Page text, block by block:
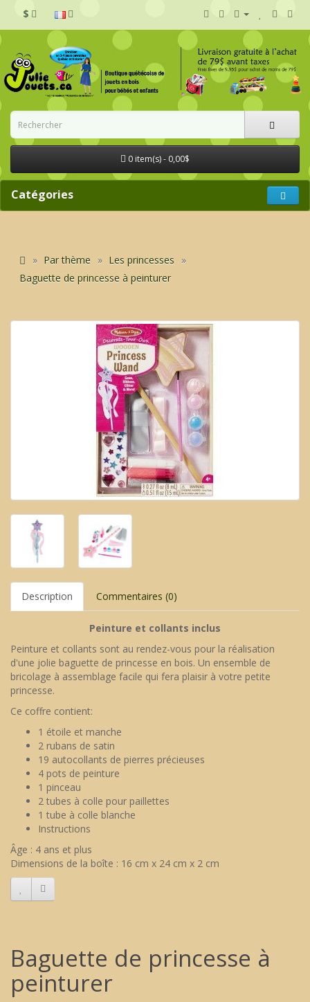
$
0 item(s) - 0,00$
Catégories
Par thème
Les princesses
Baguette de princesse à peinturer
Description Commentaires (0)
Peinture et collants inclus
Peinture et collants sont au rendez-vous pour la réalisation
d'une jolie baguette de princesse en bois. Un ensemble de
bricolage à assemblage facile qui fera plaisir à votre petite
princesse.
Ce coffre contient:
1 étoile et manche
2 rubans de satin
19 autocollants de pierres précieuses
4 pots de peinture
1 pinceau
2 tubes à colle pour paillettes
1 tube à colle blanche
Instructions
Âge : 4 ans et plus
Dimensions de la boîte : 16 cm x 24 cm x 2 cm
Baguette de princesse à
peinturer